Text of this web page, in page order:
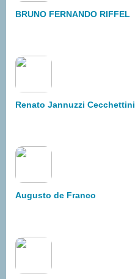
BRUNO FERNANDO RIFFEL
Renato Jannuzzi Cecchettini
Augusto de Franco